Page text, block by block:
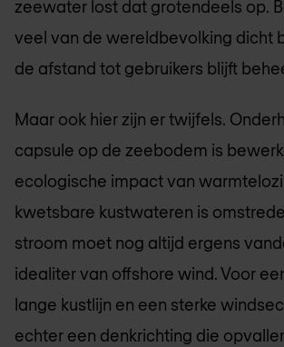
zeewater lost dat grotendeels op.
veel van de wereldbevolking dicht
de afstand tot gebruikers blijft
Maar ook hier zijn er twijfels.
capsule op de zeebodem is
ecologische impact van
kwetsbare kustwateren is
stroom moet nog altijd ergens
idealiter van offshore wind. Voor
lange kustlijn en een sterke
echter een denkrichting die